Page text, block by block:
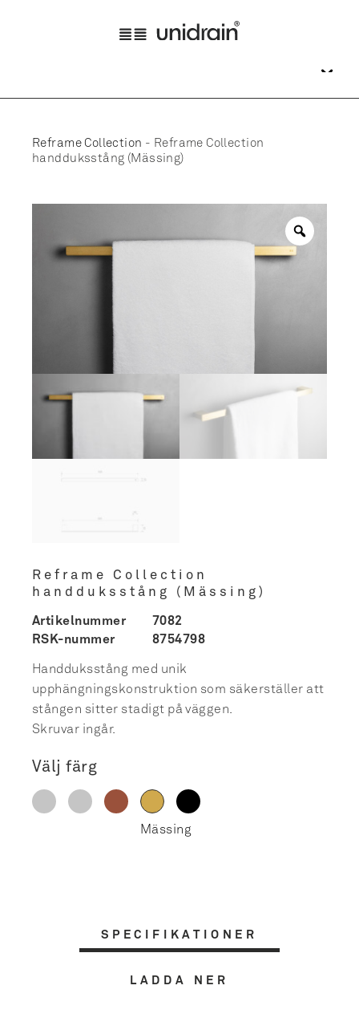
Reframe Collection - Reframe Collection
handduksstång (Mässing)
Reframe Collection
handduksstång (Mässing)
Artikelnummer
7082
RSK-nummer
8754798
Handduksstång med unik
upphängningskonstruktion som säkerställer att
stången sitter stadigt på väggen.
Skruvar ingår.
Välj färg
SPECIFIKATIONER
LADDA NER